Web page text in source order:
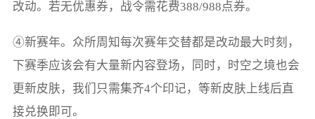
改动。若无优惠券，战令需花费388/988点券。
④新赛年。众所周知每次赛年交替都是改动最大时刻，
下赛季应该会有大量新内容登场，同时，时空之境也会
更新皮肤，我们只需集齐4个印记，等新皮肤上线后直
接兑换即可。